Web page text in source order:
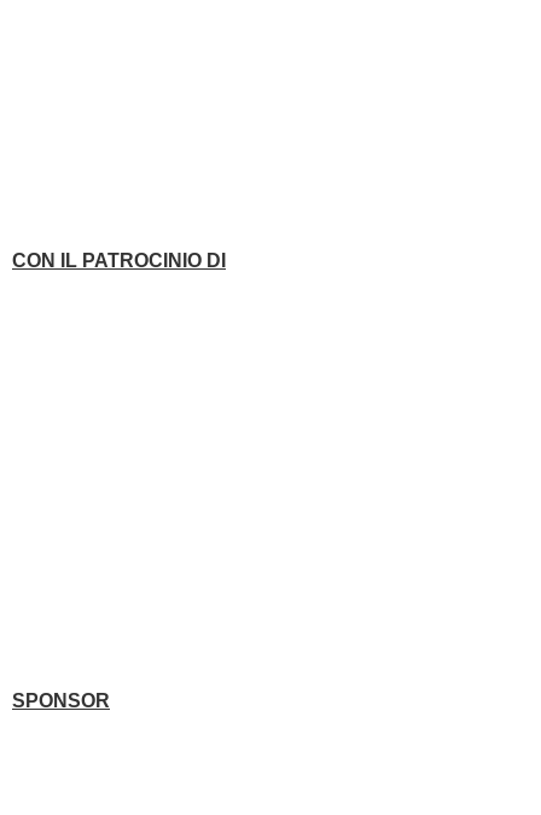
CON IL PATROCINIO DI
SPONSOR